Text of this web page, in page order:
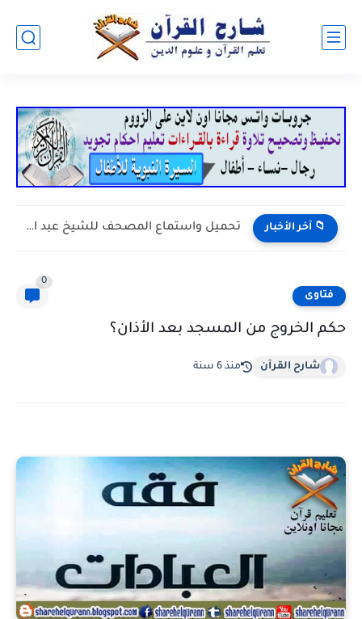
📁 آخر الأخبار تحميل واستماع المصحف للشيخ عبد الودود مقبول حنيف - حفص...
فتاوى
0
حكم الخروج من المسجد بعد الأذان؟
شارح القرآن منذ 6 سنة